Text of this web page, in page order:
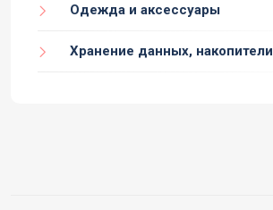
Одежда и аксессуары
Хранение данных, накопители